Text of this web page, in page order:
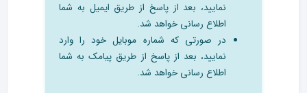
نمایید، بعد از پاسخ از طریق ایمیل به شما
اطلاع رسانی خواهد شد.
در صورتی که شماره موبایل خود را وارد
نمایید، بعد از پاسخ از طریق پیامک به شما
اطلاع رسانی خواهد شد.